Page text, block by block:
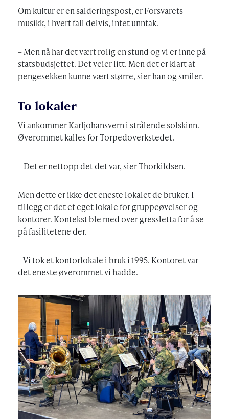
Om kultur er en salderingspost, er Forsvarets
musikk, i hvert fall delvis, intet unntak.
– Men nå har det vært rolig en stund og vi er inne på
statsbudsjettet. Det veier litt. Men det er klart at
pengesekken kunne vært større, sier han og smiler.
To lokaler
Vi ankommer Karljohansvern i strålende solskinn.
Øverommet kalles for Torpedoverkstedet.
– Det er nettopp det det var, sier Thorkildsen.
Men dette er ikke det eneste lokalet de bruker. I
tillegg er det et eget lokale for gruppeøvelser og
kontorer. Kontekst ble med over gressletta for å se
på fasilitetene der.
– Vi tok et kontorlokale i bruk i 1995. Kontoret var
det eneste øverommet vi hadde.